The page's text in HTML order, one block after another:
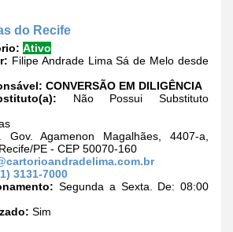
do Recife
Ativo
Filipe Andrade Lima Sá de Melo desde
CONVERSÃO EM DILIGÊNCIA
Não Possui Substituto
Gov. Agamenon Magalhães, 4407-a,
PE - CEP 50070-160
3131-7000
Segunda a Sexta. De: 08:00
Sim